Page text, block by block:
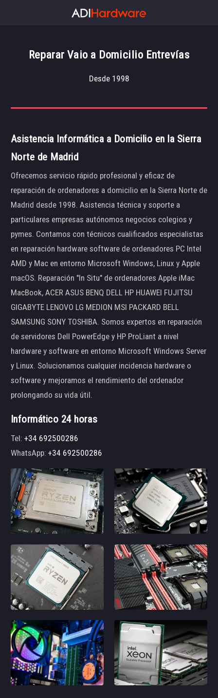
Reparar Vaio a Domicilio Entrevías
Desde 1998
Asistencia Informática a Domicilio en la Sierra
Norte de Madrid
Ofrecemos servicio rápido profesional y eficaz de
reparación de ordenadores a domicilio en la Sierra Norte de
Madrid desde 1998. Asistencia técnica y soporte a
particulares empresas autónomos negocios colegios y
pymes. Contamos con técnicos cualificados especialistas
en reparación hardware software de ordenadores PC Intel
AMD y Mac en entorno Microsoft Windows, Linux y Apple
macOS. Reparación "In Situ" de ordenadores Apple iMac
MacBook, ACER ASUS BENQ DELL HP HUAWEI FUJITSU
GIGABYTE LENOVO LG MEDION MSI PACKARD BELL
SAMSUNG SONY TOSHIBA. Somos expertos en reparación
de servidores Dell PowerEdge y HP ProLiant a nivel
hardware y software en entorno Microsoft Windows Server
y Linux. Solucionamos cualquier incidencia hardware o
software y mejoramos el rendimiento del ordenador
prolongando su vida útil.
Informático 24 horas
Tel:+34 692500286
WhatsApp:+34 692500286